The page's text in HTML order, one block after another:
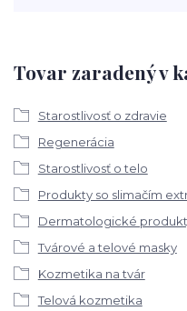
Tovar zaradený v
Starostlivosť o zdravie
Regenerácia
Starostlivosť o telo
Produkty so slimačím
Dermatologické
Tvárové a telové masky
Kozmetika na tvár
Telová kozmetika